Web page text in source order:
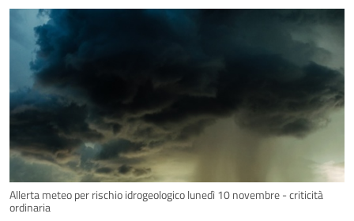
Allerta meteo per rischio idrogeologico lunedì 10 novembre - criticità
ordinaria